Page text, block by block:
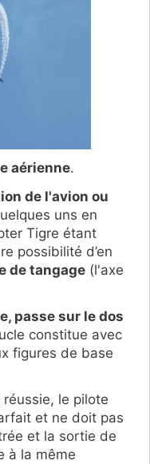
aérienne.
de l'avion ou
uns en
Tigre étant
possibilité d’en
de tangage (l'axe
passe sur le dos
constitue avec
figures de base
le pilote
et ne doit pas
et la sortie de
à la même